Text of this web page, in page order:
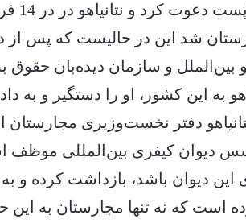
مجارستان،
شد این در حالیست که پس
و سازمان دیده‌بان حقوق
به این کشور، او را دستگیر و به
دفتر نخست‌وزیری مجارستان
دیوان کیفری بین‌المللی موظف
دیوان باشد، بازداشت کرده و به
است که نه تنها مجارستان به این